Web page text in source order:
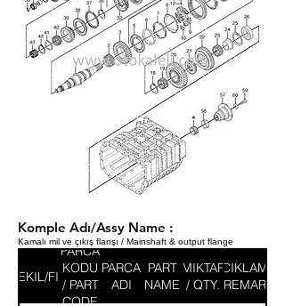
Komple Adı/Assy Name :
Kamalı mil ve çıkış flanşı / Mainshaft & output flange
SEKIL/FIG
PARCA
KODU
/ PART
CODE
PARCA
ADI
PART
NAME
MIKTAR
/ QTY.
ACIKLAMA
/ REMARK